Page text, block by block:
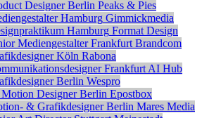
Designer Berlin Peaks & Pies
Hamburg Gimmickmedia
Hamburg Format Design
Mediengestalter Frankfurt Brandcom
Köln Rabona
Frankfurt AI Hub
Berlin Wespro
Designer Berlin Epostbox
& Grafikdesigner Berlin Mares Media